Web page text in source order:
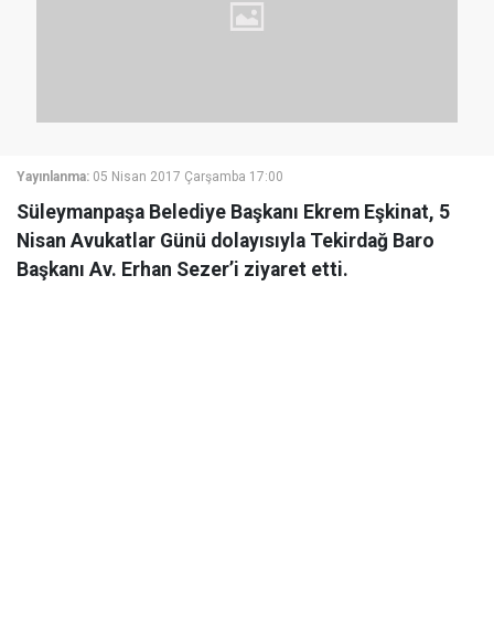
Yayınlanma: 05 Nisan 2017 Çarşamba 17:00
Süleymanpaşa Belediye Başkanı Ekrem Eşkinat, 5
Nisan Avukatlar Günü dolayısıyla Tekirdağ Baro
Başkanı Av. Erhan Sezer’i ziyaret etti.